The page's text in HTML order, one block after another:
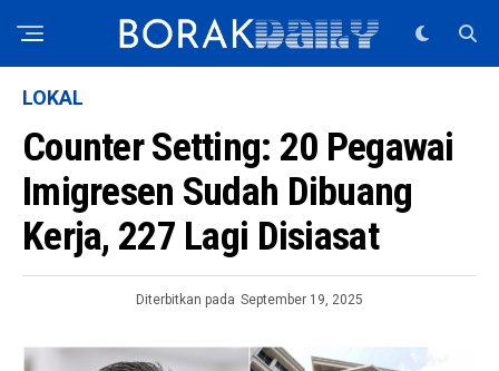
LOKAL
Counter Setting: 20 Pegawai
Imigresen Sudah Dibuang
Kerja, 227 Lagi Disiasat
Diterbitkan pada September 19, 2025